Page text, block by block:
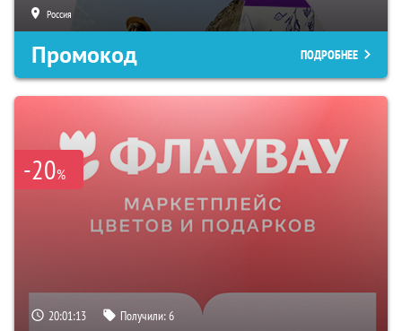
Россия
Промокод ПОДРОБНЕЕ
-20%
20:01:12 Получили:6